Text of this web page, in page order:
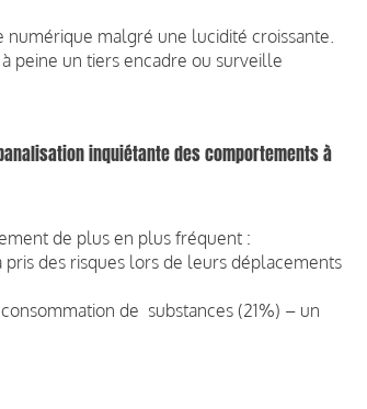
malgré une lucidité croissante.
peine un tiers encadre ou surveille
inquiétante des comportements à
de plus en plus fréquent :
des risques lors de leurs déplacements
de substances (21%) – un